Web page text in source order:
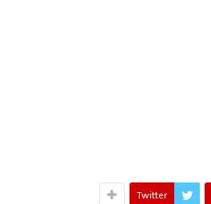
Twitter